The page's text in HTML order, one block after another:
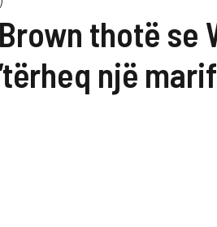
thotë se
një